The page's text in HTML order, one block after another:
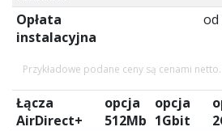
Opłata
instalacyjna
od
Przykładowe podane ceny są cenami
Łącza
AirDirect+
opcja
512Mb
opcja
1Gbit